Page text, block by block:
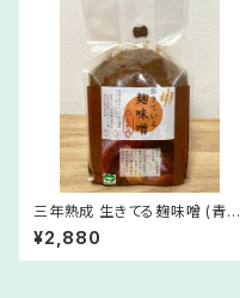
三年熟成 生きてる麹味噌 (青大
豆) １kg
¥2,880